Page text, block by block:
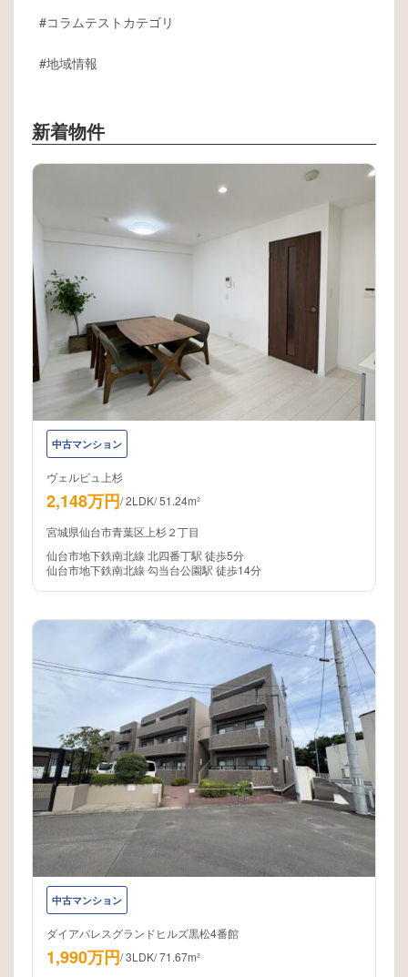
コラムテストカテゴリ
地域情報
新着物件
中古マンション
ヴェルビュ上杉
2,148万円/2LDK/51.24m²
宮城県仙台市青葉区上杉２丁目
仙台市地下鉄南北線 北四番丁駅 徒歩5分
仙台市地下鉄南北線 勾当台公園駅 徒歩14分
中古マンション
ダイアパレスグランドヒルズ黒松4番館
1,990万円/3LDK/71.67m²